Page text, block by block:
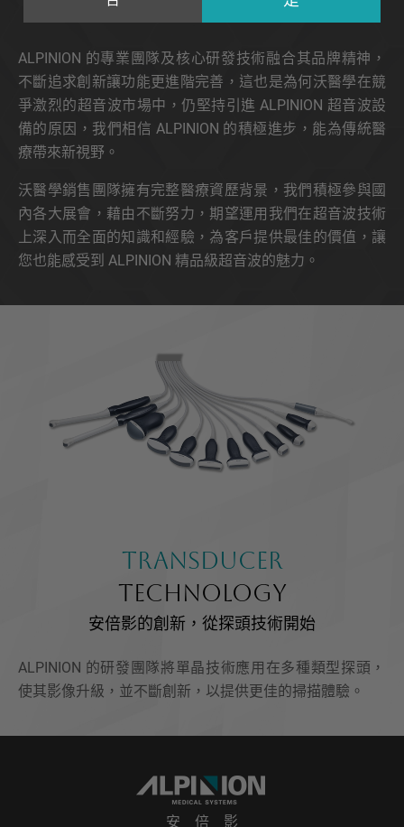
ALPINION 的專業團隊及核心研發技術融合其品牌精神，
不斷追求創新讓功能更進階完善，這也是為何沃醫學在競
爭激烈的超音波市場中，仍堅持引進 ALPINION 超音波設
備的原因，我們相信 ALPINION 的積極進步，能為傳統醫
療帶來新視野。
沃醫學銷售團隊擁有完整醫療資歷背景，我們積極參與國
內各大展會，藉由不斷努力，期望運用我們在超音波技術
上深入而全面的知識和經驗，為客戶提供最佳的價值，讓
您也能感受到 ALPINION 精品級超音波的魅力。
TRANSDUCER
TECHNOLOGY
安倍影的創新，從探頭技術開始
ALPINION 的研發團隊將單晶技術應用在多種類型探頭，
使其影像升級，並不斷創新，以提供更佳的掃描體驗。
安 倍 影